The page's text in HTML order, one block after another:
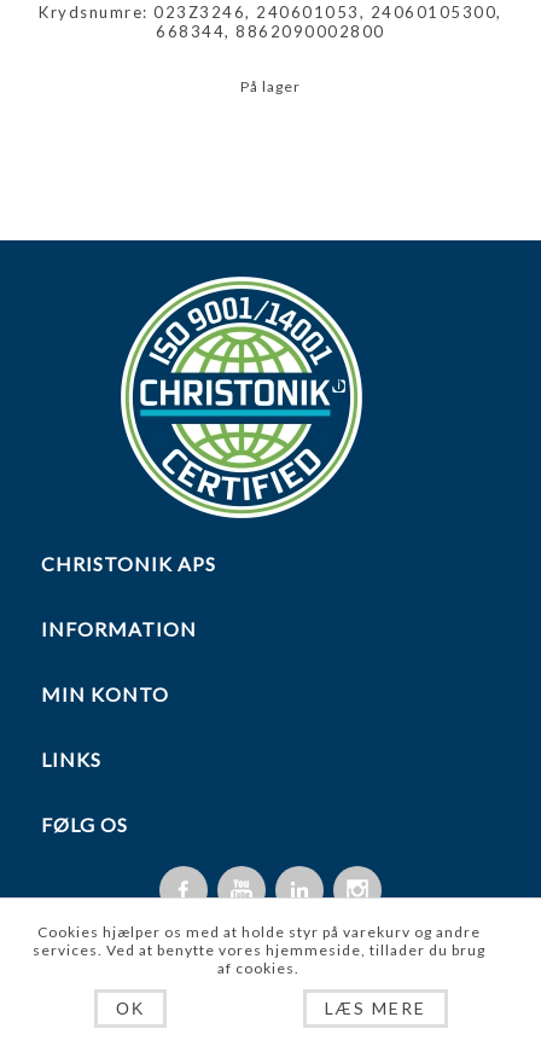
Krydsnumre: 023Z3246, 240601053, 24060105300,
668344, 8862090002800
På lager
CHRISTONIK APS
INFORMATION
MIN KONTO
LINKS
FØLG OS
Copyright © 2026 Christonik ApS. Alle rettigheder forbeholdt.
Cookies hjælper os med at holde styr på varekurv og andre
services. Ved at benytte vores hjemmeside, tillader du brug
af cookies.
OK LÆS MERE